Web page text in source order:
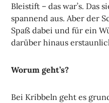
Bleistift – das war’s. Das
spannend aus. Aber der
Spaß dabei und für ein
darüber hinaus
Worum geht’s?
Bei Kribbeln geht es